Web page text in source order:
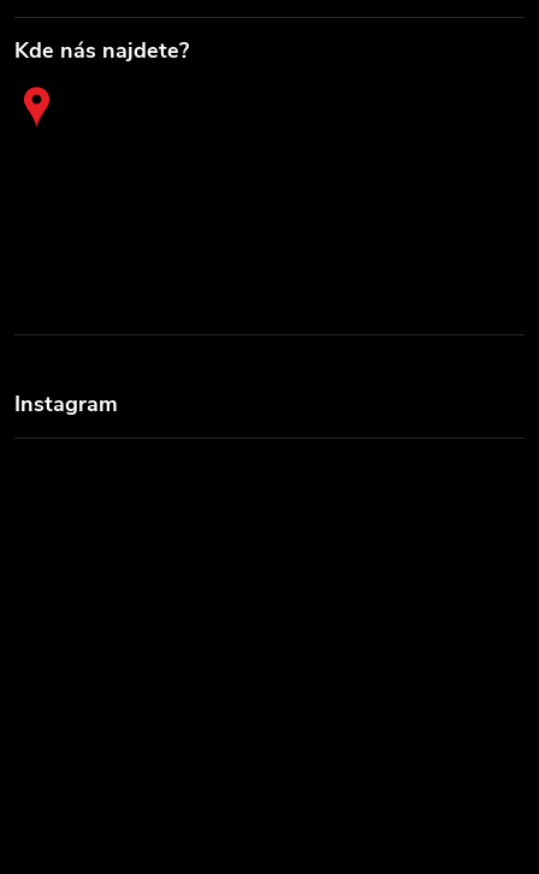
Kde nás najdete?
Instagram